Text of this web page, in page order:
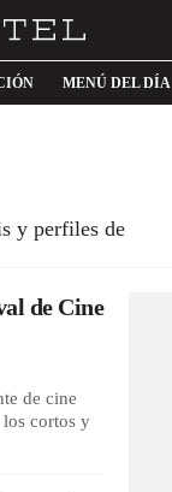
MENÚ DEL DÍA
y perfiles de
de Cine
de cine
cortos y